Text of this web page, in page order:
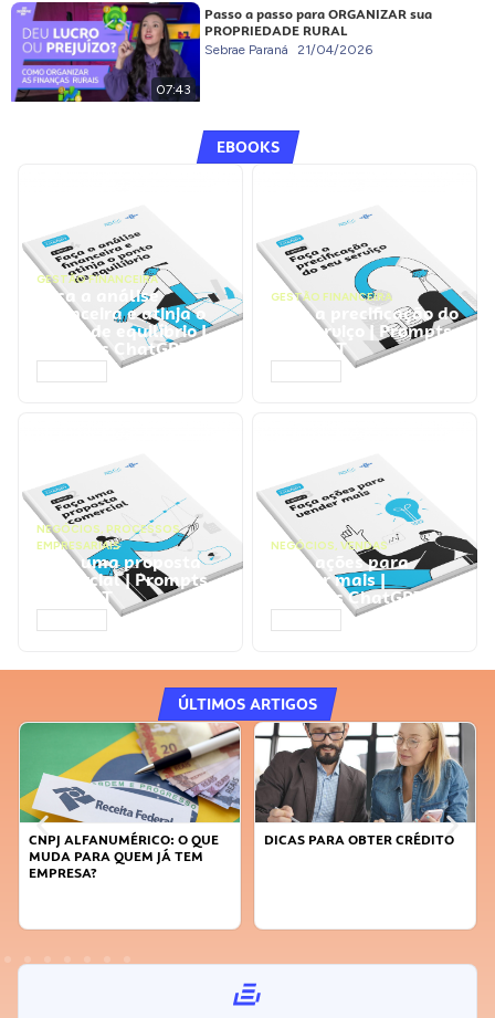
07:43
Passo a passo para ORGANIZAR sua
PROPRIEDADE RURAL
Sebrae Paraná 21/04/2026
EBOOKS
GESTÃO FINANCEIRA
Faça a análise
financeira e atinja o
ponto de equilíbrio |
Prompts ChatGPT
GESTÃO FINANCEIRA
Faça a precificação do
seu serviço | Prompts
ChatGPT
NEGÓCIOS, PROCESSOS
EMPRESARIAIS
Faça uma proposta
comercial | Prompts
ChatGPT
NEGÓCIOS, VENDAS
Faça ações para
vender mais |
Prompts ChatGPT
ÚLTIMOS ARTIGOS
CNPJ ALFANUMÉRICO: O QUE
MUDA PARA QUEM JÁ TEM
EMPRESA?
DICAS PARA OBTER CRÉDITO